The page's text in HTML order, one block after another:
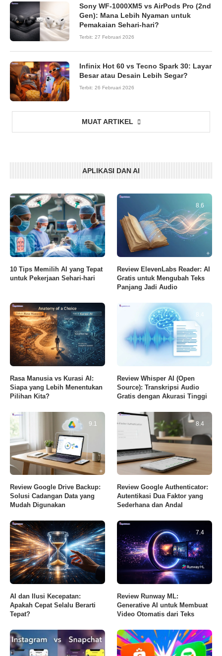
Sony WF-1000XM5 vs AirPods Pro (2nd
Gen): Mana Lebih Nyaman untuk
Pemakaian Sehari-hari?
Terbit: 27 Februari 2026
Infinix Hot 60 vs Tecno Spark 30: Layar
Besar atau Desain Lebih Segar?
Terbit: 26 Februari 2026
MUAT ARTIKEL
APLIKASI DAN AI
10 Tips Memilih AI yang Tepat
untuk Pekerjaan Sehari-hari
8.6
Review ElevenLabs Reader: AI
Gratis untuk Mengubah Teks
Panjang Jadi Audio
Rasa Manusia vs Kurasi AI:
Siapa yang Lebih Menentukan
Pilihan Kita?
8.4
Review Whisper AI (Open
Source): Transkripsi Audio
Gratis dengan Akurasi Tinggi
9.1
Review Google Drive Backup:
Solusi Cadangan Data yang
Mudah Digunakan
8.4
Review Google Authenticator:
Autentikasi Dua Faktor yang
Sederhana dan Andal
AI dan Ilusi Kecepatan:
Apakah Cepat Selalu Berarti
Tepat?
7.4
Review Runway ML:
Generative AI untuk Membuat
Video Otomatis dari Teks